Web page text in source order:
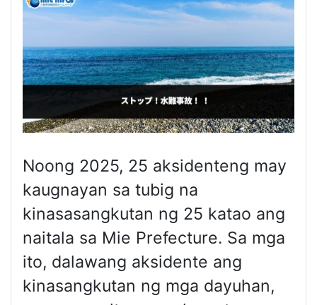
Noong 2025, 25 aksidenteng may
kaugnayan sa tubig na
kinasasangkutan ng 25 katao ang
naitala sa Mie Prefecture. Sa mga
ito, dalawang aksidente ang
kinasangkutan ng mga dayuhan,